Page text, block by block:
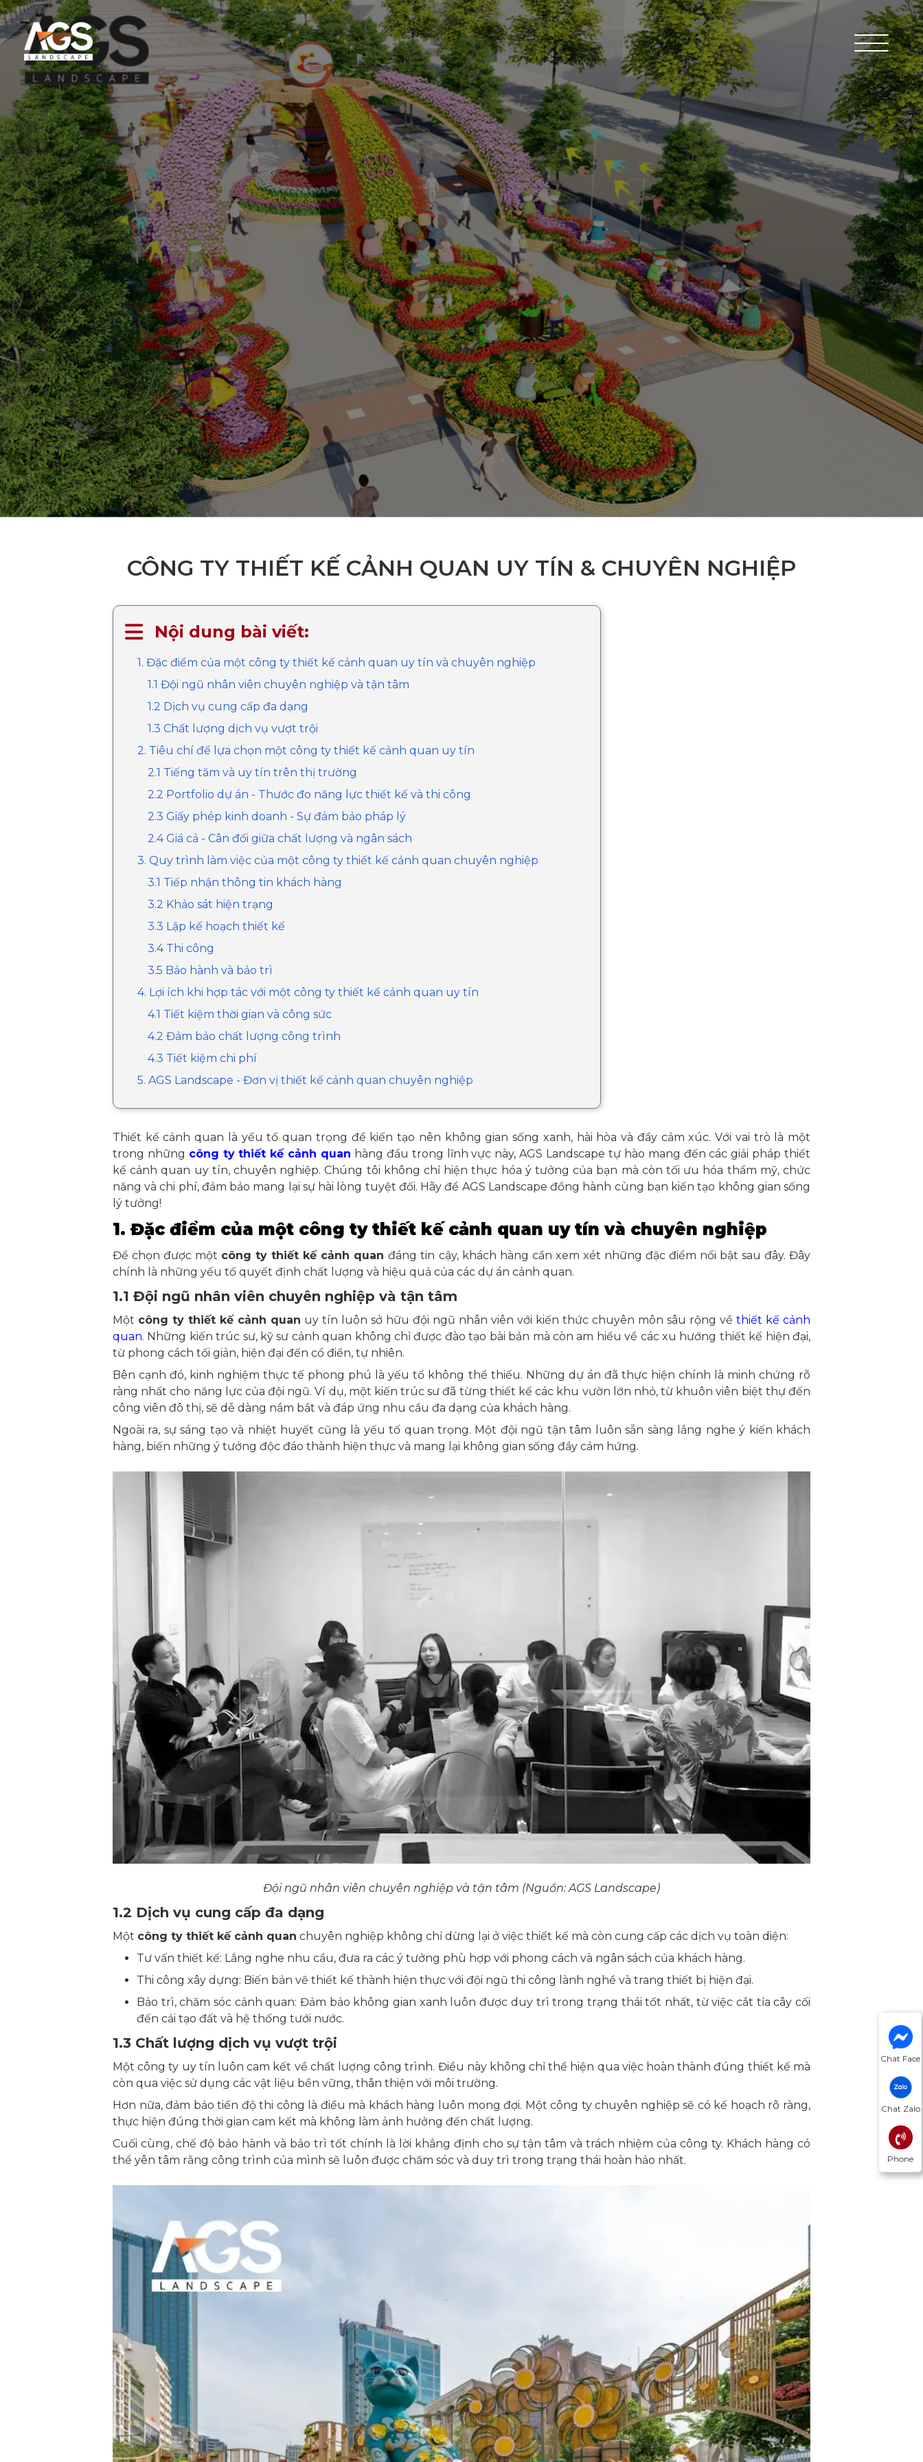
Chat Face
Chat Zalo
Phone
CÔNG TY THIẾT KẾ CẢNH QUAN UY TÍN & CHUYÊN NGHIỆP
Nội dung bài viết:
1. Đặc điểm của một công ty thiết kế cảnh quan uy tín và chuyên nghiệp
1.1 Đội ngũ nhân viên chuyên nghiệp và tận tâm
1.2 Dịch vụ cung cấp đa dạng
1.3 Chất lượng dịch vụ vượt trội
2. Tiêu chí để lựa chọn một công ty thiết kế cảnh quan uy tín
2.1 Tiếng tăm và uy tín trên thị trường
2.2 Portfolio dự án - Thước đo năng lực thiết kế và thi công
2.3 Giấy phép kinh doanh - Sự đảm bảo pháp lý
2.4 Giá cả - Cân đối giữa chất lượng và ngân sách
3. Quy trình làm việc của một công ty thiết kế cảnh quan chuyên nghiệp
3.1 Tiếp nhận thông tin khách hàng
3.2 Khảo sát hiện trạng
3.3 Lập kế hoạch thiết kế
3.4 Thi công
3.5 Bảo hành và bảo trì
4. Lợi ích khi hợp tác với một công ty thiết kế cảnh quan uy tín
4.1 Tiết kiệm thời gian và công sức
4.2 Đảm bảo chất lượng công trình
4.3 Tiết kiệm chi phí
5. AGS Landscape - Đơn vị thiết kế cảnh quan chuyên nghiệp
Thiết kế cảnh quan là yếu tố quan trọng để kiến tạo nên không gian sống xanh, hài hòa và đầy cảm xúc. Với vai trò là một
trong những công ty thiết kế cảnh quan hàng đầu trong lĩnh vực này, AGS Landscape tự hào mang đến các giải pháp thiết
kế cảnh quan uy tín, chuyên nghiệp. Chúng tôi không chỉ hiện thực hóa ý tưởng của bạn mà còn tối ưu hóa thẩm mỹ, chức
năng và chi phí, đảm bảo mang lại sự hài lòng tuyệt đối. Hãy để AGS Landscape đồng hành cùng bạn kiến tạo không gian sống
lý tưởng!
1. Đặc điểm của một công ty thiết kế cảnh quan uy tín và chuyên nghiệp
Để chọn được một công ty thiết kế cảnh quanđáng tin cậy, khách hàng cần xem xét những đặc điểm nổi bật sau đây. Đây
chính là những yếu tố quyết định chất lượng và hiệu quả của các dự án cảnh quan.
1.1 Đội ngũ nhân viên chuyên nghiệp và tận tâm
Một công ty thiết kế cảnh quan uy tín luôn sở hữu đội ngũ nhân viên với kiến thức chuyên môn sâu rộng về thiết kế cảnh
quan. Những kiến trúc sư, kỹ sư cảnh quan không chỉ được đào tạo bài bản mà còn am hiểu về các xu hướng thiết kế hiện đại,
từ phong cách tối giản, hiện đại đến cổ điển, tự nhiên.
Bên cạnh đó, kinh nghiệm thực tế phong phú là yếu tố không thể thiếu. Những dự án đã thực hiện chính là minh chứng rõ
ràng nhất cho năng lực của đội ngũ. Ví dụ, một kiến trúc sư đã từng thiết kế các khu vườn lớn nhỏ, từ khuôn viên biệt thự đến
công viên đô thị, sẽ dễ dàng nắm bắt và đáp ứng nhu cầu đa dạng của khách hàng.
Ngoài ra, sự sáng tạo và nhiệt huyết cũng là yếu tố quan trọng. Một đội ngũ tận tâm luôn sẵn sàng lắng nghe ý kiến khách
hàng, biến những ý tưởng độc đáo thành hiện thực và mang lại không gian sống đầy cảm hứng.
Đội ngũ nhân viên chuyên nghiệp và tận tâm (Nguồn: AGS Landscape)
1.2 Dịch vụ cung cấp đa dạng
Một công ty thiết kế cảnh quan chuyên nghiệp không chỉ dừng lại ở việc thiết kế mà còn cung cấp các dịch vụ toàn diện:
Tư vấn thiết kế: Lắng nghe nhu cầu, đưa ra các ý tưởng phù hợp với phong cách và ngân sách của khách hàng.
Thi công xây dựng: Biến bản vẽ thiết kế thành hiện thực với đội ngũ thi công lành nghề và trang thiết bị hiện đại.
Bảo trì, chăm sóc cảnh quan: Đảm bảo không gian xanh luôn được duy trì trong trạng thái tốt nhất, từ việc cắt tỉa cây cối
đến cải tạo đất và hệ thống tưới nước.
1.3 Chất lượng dịch vụ vượt trội
Một công ty uy tín luôn cam kết về chất lượng công trình. Điều này không chỉ thể hiện qua việc hoàn thành đúng thiết kế mà
còn qua việc sử dụng các vật liệu bền vững, thân thiện với môi trường.
Hơn nữa, đảm bảo tiến độ thi công là điều mà khách hàng luôn mong đợi. Một công ty chuyên nghiệp sẽ có kế hoạch rõ ràng,
thực hiện đúng thời gian cam kết mà không làm ảnh hưởng đến chất lượng.
Cuối cùng, chế độ bảo hành và bảo trì tốt chính là lời khẳng định cho sự tận tâm và trách nhiệm của công ty. Khách hàng có
thể yên tâm rằng công trình của mình sẽ luôn được chăm sóc và duy trì trong trạng thái hoàn hảo nhất.